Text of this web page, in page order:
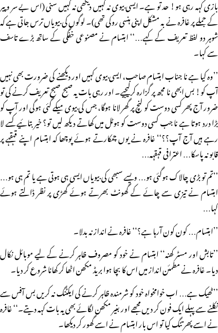
بازی کہہ رہی ہو! حد تو ہے۔ ایسی بیوی نہ کہیں دیکھی نہ کہیں سنی (اس بے سر و پیر
کے جملے پر غافرہ نے بہ مشکل اپنی ہنسی روکی تھی)۔ لوگوں کی بیویاں ترس جاتی ہے کہ
شوہر دو لفظ تعریف کے کہے…‘‘ ابتسام نے مصنوعی خفگی کے ساتھ بڑے تاسف
سے کہا۔
’’وہ کیا ہے نا جناب ابتسام صاحب، ایسی بیوی کہیں اور دیکھنے کی ضرورت بھی نہیں
آپ کو! بس ابھی نا مجھ پر گزارہ کرلیجیے۔ اور رہی بات یہ صبح صبح تعریف کرنے کی تو
ضرور آج پھر کسی دوست کو لنچ پر گھر لانا ہوگا، جس کی بیوی میکے گئی ہوگی اور آپ کو
بڑا درد ہوتا ہے نا جب کسی دوست کو ہوٹل میں کھاتے دیکھ لیں تو؟ خیر بتائیے کسے لا
رہے ہیں آج آپ؟؟‘‘ غافرہ نے یوں چمکارتے ہوئے پوچھا کہ ابتسام اپنے قہقہے پر
قابو نہ پاسکا… اعترافی قہقہہ…
’’تم تو بڑی چالاک ہوگئی ہو… ویسے سبھی کی بیویاں ایسی ہی ہوتی ہے یا تم ہی ہو…
ابتسام نے تیزی سے چائے کے گھونٹ بھرتے ہوئے گھڑی پر نظر ڈالتے ہوئے
کہا…
’’ابتسام… کون کون آرہا ہے؟‘‘ غافرہ نے انداز نہ بدلا۔
’’تابش اور مسٹر کھنہ‘‘ ابتسام نے خود کو مصروف ظاہر کرنے کے لیے موبائل نکال
دیا۔ غافرہ نے مطمئن انداز میں اس کا بچا ہوا بریڈ مکھن اٹھا کر کھانا شروع کر دیا۔
’’ٹھیک ہے… اب خوامخواہ خود کو شرمندہ ظاہر کرنے کی ایکٹنگ نہ کریں بس آفس سے
نکلنے سے پہلے ایک فون کر دیں مجھے اور بغیر مکھن لگائے بھی یہ بات کہہ دیتے۔‘‘ غافرہ
نے اسے پھر تنگ کیا تو اس بار ابتسام نے اسے گھور کر دیکھا۔